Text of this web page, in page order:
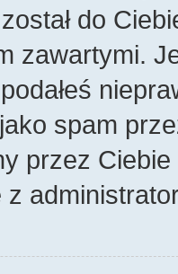
do
zawartymi.
spam
przez